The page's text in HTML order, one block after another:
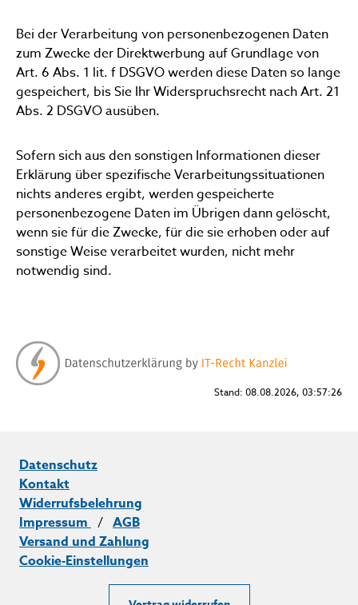
Bei der Verarbeitung von personenbezogenen Daten
zum Zwecke der Direktwerbung auf Grundlage von
Art. 6 Abs. 1 lit. f DSGVO werden diese Daten so lange
gespeichert, bis Sie Ihr Widerspruchsrecht nach Art. 21
Abs. 2 DSGVO ausüben.
Sofern sich aus den sonstigen Informationen dieser
Erklärung über spezifische Verarbeitungssituationen
nichts anderes ergibt, werden gespeicherte
personenbezogene Daten im Übrigen dann gelöscht,
wenn sie für die Zwecke, für die sie erhoben oder auf
sonstige Weise verarbeitet wurden, nicht mehr
notwendig sind.
Stand: 08.08.2026, 03:57:26
Datenschutz
Kontakt
Widerrufsbelehrung
Impressum / AGB
Versand und Zahlung
Cookie-Einstellungen